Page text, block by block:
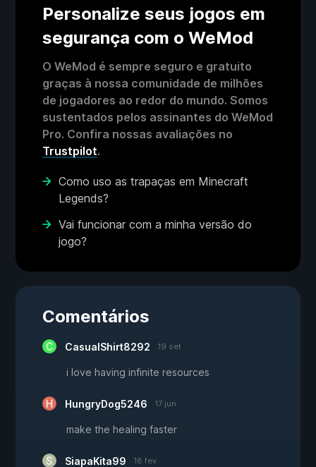
Personalize seus jogos em
segurança com o WeMod
O WeMod é sempre seguro e gratuito
graças à nossa comunidade de milhões
de jogadores ao redor do mundo. Somos
sustentados pelos assinantes do WeMod
Pro. Confira nossas avaliações no
Trustpilot.
Como uso as trapaças em Minecraft
Legends?
Vai funcionar com a minha versão do
jogo?
Comentários
CasualShirt8292 19 set
i love having infinite resources
HungryDog5246 17 jun
make the healing faster
SiapaKita99 18 fev